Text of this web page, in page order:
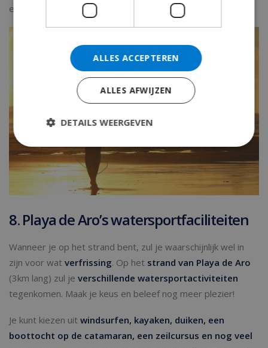
en je zult een onvergetelijke nacht beleven.
8. Playa de Aro’s watersportfaciliteiten
Wanneer je op het strand bent, zul je waarschijnlijk wel in
zijn voor wat verfrissing. Op het strand van Playa de Aro
(3km lang) zul je verschillende watersportactiviteiten
tegenkomen. Maak je keus en beleef nog meer plezier!
Je kunt kiezen uit windsurfen, kayaken, duiken, een
boottocht op de catamaran, een zeilcursus en nog veel
ALLES ACCEPTEREN
ALLES AFWIJZEN
DETAILS WEERGEVEN